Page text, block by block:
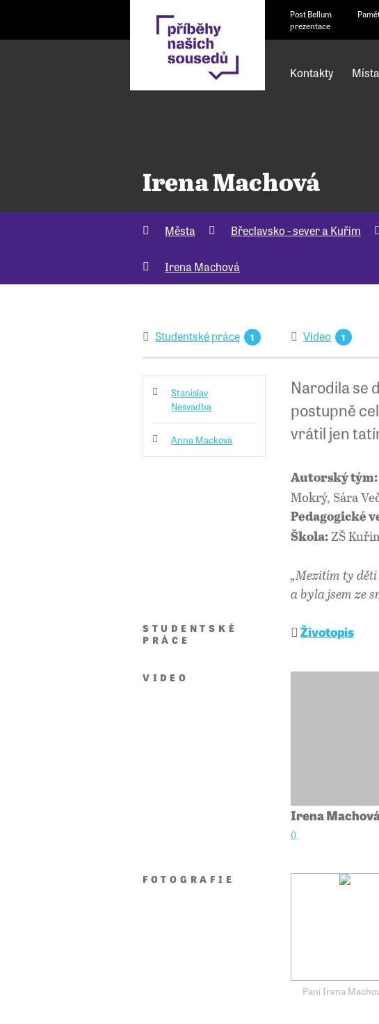
Post Bellum
prezentace
Kontakty Místa
Irena Machová
Města Břeclavsko - sever a Kuřim
Irena Machová
Studentské práce 1 Video 1
Stanislav
Nesvadba
Anna Macková
Narodila se
postupně
vrátil jen
Autorský tým:
Mokrý, Sára
Pedagogické
Škola: ZŠ
„Mezitím ty děti
a byla jsem ze
STUDENTSKÉ
PRÁCE
Životopis
VIDEO
Irena
()
FOTOGRAFIE
Paní Irena